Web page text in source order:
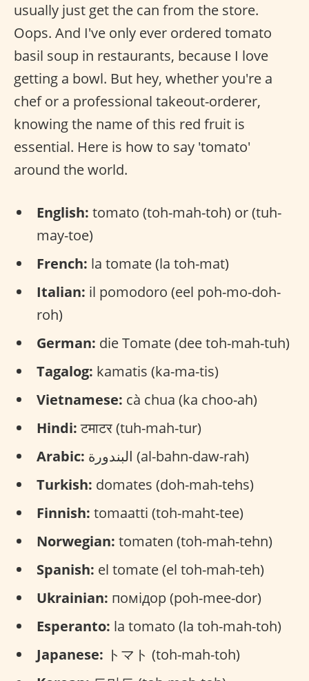
usually just get the can from the store.
Oops. And I've only ever ordered tomato
basil soup in restaurants, because I love
getting a bowl. But hey, whether you're a
chef or a professional takeout-orderer,
knowing the name of this red fruit is
essential. Here is how to say 'tomato'
around the world.
English: tomato (toh-mah-toh) or (tuh-
may-toe)
French: la tomate (la toh-mat)
Italian: il pomodoro (eel poh-mo-doh-
roh)
German: die Tomate (dee toh-mah-tuh)
Tagalog: kamatis (ka-ma-tis)
Vietnamese: cà chua (ka choo-ah)
Hindi:टमाटर (tuh-mah-tur)
Arabic:
البندورة (al-bahn-daw-rah)
Turkish: domates (doh-mah-tehs)
Finnish: tomaatti (toh-maht-tee)
Norwegian: tomaten (toh-mah-tehn)
Spanish: el tomate (el toh-mah-teh)
Ukrainian: помідор (poh-mee-dor)
Esperanto: la tomato (la toh-mah-toh)
Japanese: トマト (toh-mah-toh)